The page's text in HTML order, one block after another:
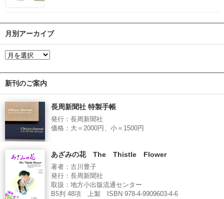
月別アーカイブ
新刊のご案内
長周新聞社 特製手帳
発行：長周新聞社
価格：大＝2000円、小＝1500円
あざみの花 The Thistle Flower
著者：古川豊子
発行：長周新聞社
取扱：地方小出版流通センター
B5判 48項 上製 ISBN 978-4-9909603-4-6